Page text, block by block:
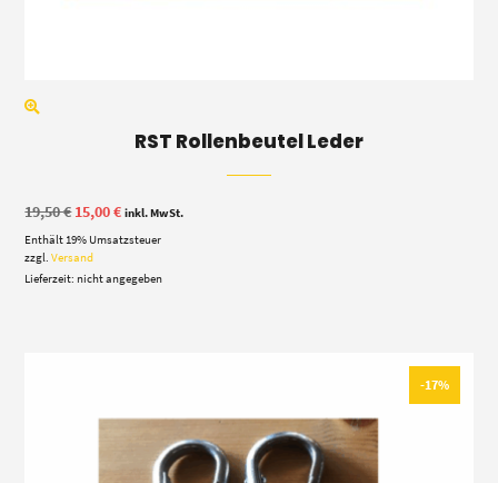
RST Rollenbeutel Leder
19,50€ Ursprünglicher
Preis
war:
19,50 €
15,00€Aktueller
ist:
inkl. MwSt.
Enthält 19% Umsatzsteuer
zzgl.Versand
Lieferzeit: nicht angegeben
-17%